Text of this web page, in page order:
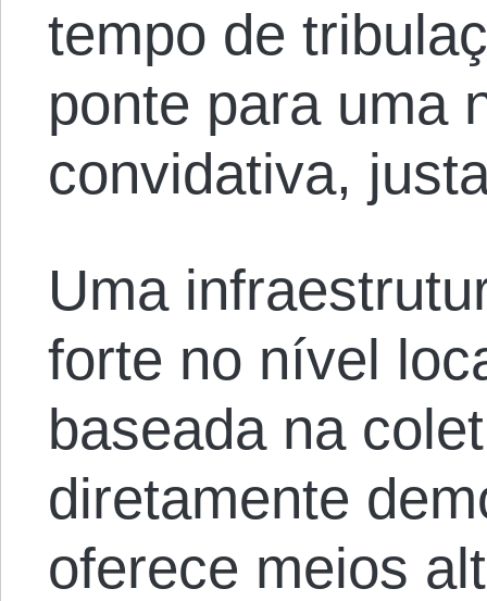
tempo de
ponte para uma
convidativa,
Uma
forte no nível
baseada na
diretamente
oferece meios